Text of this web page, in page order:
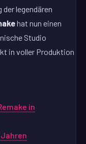
legendären
hat nun einen
Studio
in voller Produktion
in